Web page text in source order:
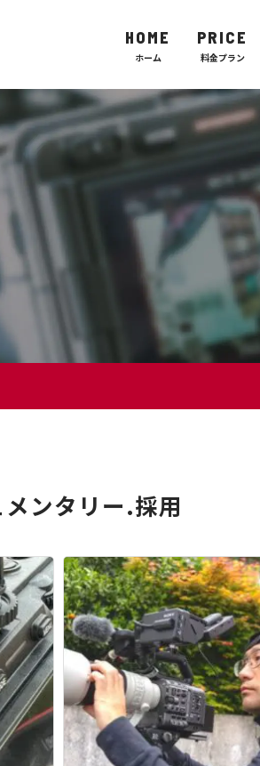
HOME PRICE
メンタリー.採用